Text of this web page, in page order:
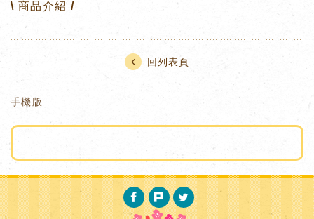
\ 商品介紹 /
回列表頁
手機版